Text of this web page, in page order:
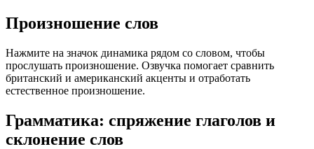
Произношение слов
Нажмите на значок динамика рядом со словом, чтобы
прослушать произношение. Озвучка помогает сравнить
британский и американский акценты и отработать
естественное произношение.
Грамматика: спряжение глаголов и
склонение слов